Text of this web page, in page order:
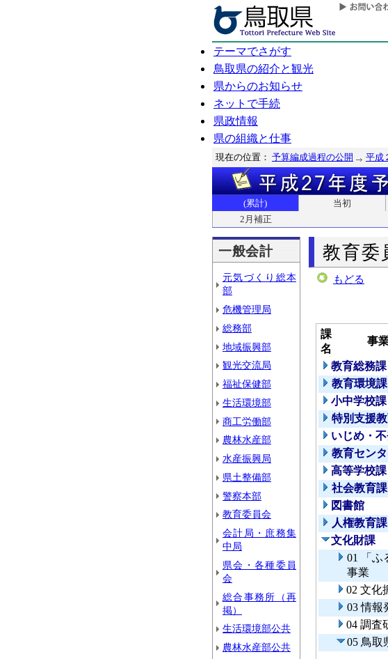
テーマでさがす
鳥取県の紹介と観光
県からのお知らせ
ネットで手続
県政情報
県の組織と仕事
現在の位置： 予算編成過程の公開 平成
(累計) 当初
2月補正
一般会計
元気づくり総本
部
危機管理局
総務部
地域振興部
観光交流局
福祉保健部
生活環境部
商工労働部
農林水産部
水産振興局
県土整備部
警察本部
教育委員会
会計局・庶務集
中局
県会・各種委員
会
総合事務所（再
掲）
生活環境部公共
農林水産部公共
教育委
もどる
課
名
事
教育総務課
教育環境課
小中学校課
特別支援
いじめ・
教育セン
高等学校課
社会教育課
図書館
人権教育課
文化財課
01 「ふ
事業
02 文化
03 情報
04 調査
05 鳥取